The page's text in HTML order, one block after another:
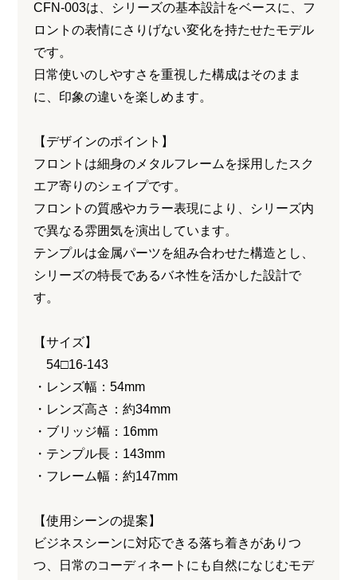
CFN-003は、シリーズの基本設計をベースに、フ
ロントの表情にさりげない変化を持たせたモデル
です。
日常使いのしやすさを重視した構成はそのまま
に、印象の違いを楽しめます。
【デザインのポイント】
フロントは細身のメタルフレームを採用したスク
エア寄りのシェイプです。
フロントの質感やカラー表現により、シリーズ内
で異なる雰囲気を演出しています。
テンプルは金属パーツを組み合わせた構造とし、
シリーズの特長であるバネ性を活かした設計で
す。
【サイズ】
54□16-143
・レンズ幅：54mm
・レンズ高さ：約34mm
・ブリッジ幅：16mm
・テンプル長：143mm
・フレーム幅：約147mm
【使用シーンの提案】
ビジネスシーンに対応できる落ち着きがありつ
つ、日常のコーディネートにも自然になじむモデ